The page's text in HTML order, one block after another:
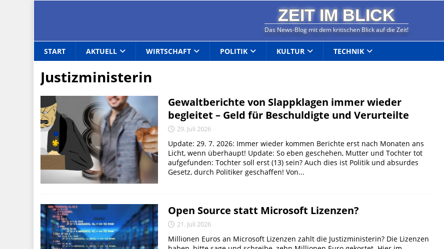
ZEIT IM BLICK
Das News-Blog mit dem kritischen Blick auf die Zeit!
START AKTUELL WIRTSCHAFT POLITIK KULTUR TECHNIK
Justizministerin
Gewaltberichte von Slappklagen immer wieder
begleitet – Geld für Beschuldigte und Verurteilte
29. Juli 2026
Update: 29. 7. 2026: Immer wieder kommen Berichte erst nach Monaten ans
Licht, wenn überhaupt! Update: So eben geschehen, Mutter und Tochter tot
aufgefunden: Tochter soll erst (13) sein? Auch dies ist Politik und absurdes
Gesetz, durch Politiker geschaffen! Von...
Open Source statt Microsoft Lizenzen?
21. Juli 2026
Millionen Euros an Microsoft Lizenzen zahlt die Justizministerin? Die Lizenzen